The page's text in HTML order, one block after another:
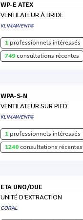
WP-E ATEX
VENTILATEUR À BRIDE
KLIMAWENT®
1professionnels intéressés
749consultations récentes
WPA-S-N
VENTILATEUR SUR PIED
KLIMAWENT®
1professionnels intéressés
1240consultations récentes
ETA UNO/DUE
UNITÉ D'EXTRACTION
CORAL